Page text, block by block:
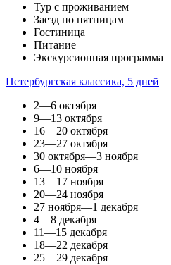
Тур с проживанием
Заезд по пятницам
Гостиница
Питание
Экскурсионная программа
Петербургская классика, 5 дней
2—6 октября
9—13 октября
16—20 октября
23—27 октября
30 октября—3 ноября
6—10 ноября
13—17 ноября
20—24 ноября
27 ноября—1 декабря
4—8 декабря
11—15 декабря
18—22 декабря
25—29 декабря